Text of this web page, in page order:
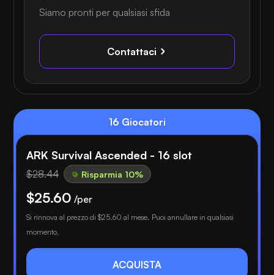
Siamo pronti per qualsiasi sfida
Contattaci
16 Giocatori
ARK Survival Ascended - 16 slot
$28.44 Risparmia 10%
$25.60 /per
Si rinnova al prezzo di $25.60 al mese. Puoi annullare in qualsiasi
momento.
ACQUISTA